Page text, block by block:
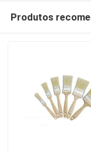
Produtos